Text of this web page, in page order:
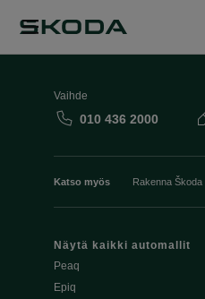
Vaihde
010 436 2000
Katso myös Rakenna Škoda
Näytä kaikki automallit
Peaq
Epiq